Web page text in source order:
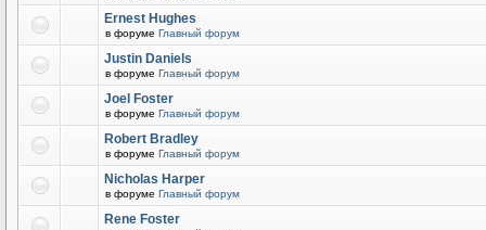
Ernest Hughes
в форуме Главный форум
Justin Daniels
в форуме Главный форум
Joel Foster
в форуме Главный форум
Robert Bradley
в форуме Главный форум
Nicholas Harper
в форуме Главный форум
Rene Foster